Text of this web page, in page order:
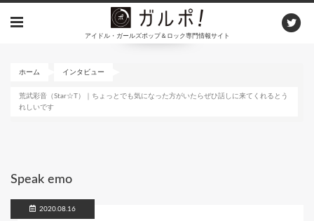
アイドル・ガールズポップ＆ロック専門情報サイト
ホーム インタビュー
荒武彩音（Star☆T）｜ちょっとでも気になった方がいたらぜひ話しに来てくれるとう
れしいです
Speak emo
2020.08.16